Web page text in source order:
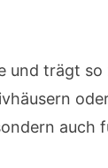
und trägt so
auch